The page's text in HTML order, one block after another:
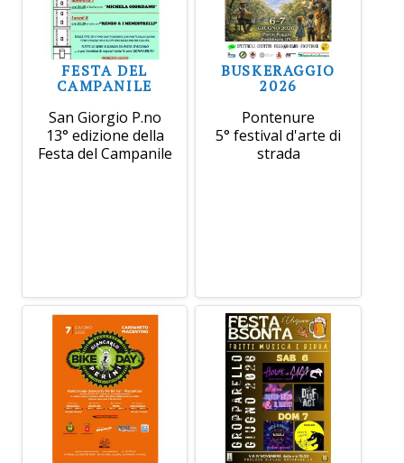
FESTA DEL
CAMPANILE
San Giorgio P.no
13° edizione della
Festa del Campanile
BUSKERAGGIO
2026
Pontenure
5° festival d'arte di
strada